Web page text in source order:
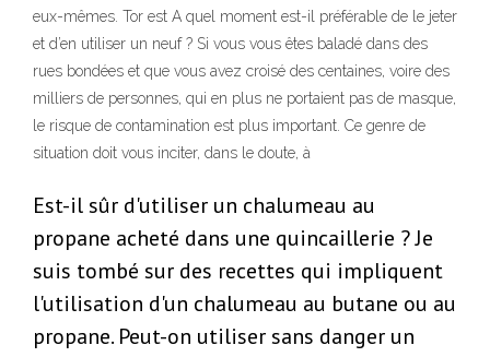
eux-mêmes. Tor est A quel moment est-il préférable de le jeter
et d’en utiliser un neuf ? Si vous vous êtes baladé dans des
rues bondées et que vous avez croisé des centaines, voire des
milliers de personnes, qui en plus ne portaient pas de masque,
le risque de contamination est plus important. Ce genre de
situation doit vous inciter, dans le doute, à
Est-il sûr d'utiliser un chalumeau au
propane acheté dans une quincaillerie ? Je
suis tombé sur des recettes qui impliquent
l'utilisation d'un chalumeau au butane ou au
propane. Peut-on utiliser sans danger un